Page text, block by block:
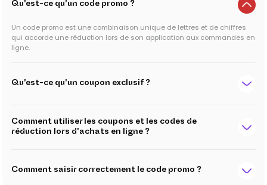
Qu'est-ce qu'un code promo ?
Un code promo est une combinaison unique de lettres et de chiffres
qui accorde une réduction lors de son application aux commandes en
ligne.
Qu'est-ce qu'un coupon exclusif ?
Comment utiliser les coupons et les codes de
réduction lors d'achats en ligne ?
Comment saisir correctement le code promo ?